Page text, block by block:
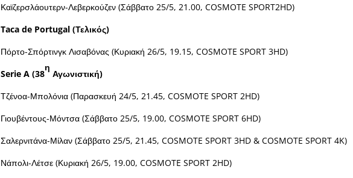
Καϊζερσλάουτερν-Λεβερκούζεν (Σάββατο 25/5, 21.00, COSMOTE SPORT2HD)
Taca de Portugal (Τελικός)
Πόρτο-Σπόρτινγκ Λισαβόνας (Κυριακή 26/5, 19.15, COSMOTE SPORT 3HD)
Serie A(38
η
Αγωνιστική)
Τζένοα-Μπολόνια (Παρασκευή 24/5, 21.45, COSMOTE SPORT 2HD)
Γιουβέντους-Μόντσα (Σάββατο 25/5, 19.00, COSMOTE SPORT 6HD)
Σαλερνιτάνα-Μίλαν (Σάββατο 25/5, 21.45, COSMOTE SPORT 3HD & COSMOTE SPORT 4K)
Νάπολι-Λέτσε (Κυριακή 26/5, 19.00, COSMOTE SPORT 2HD)